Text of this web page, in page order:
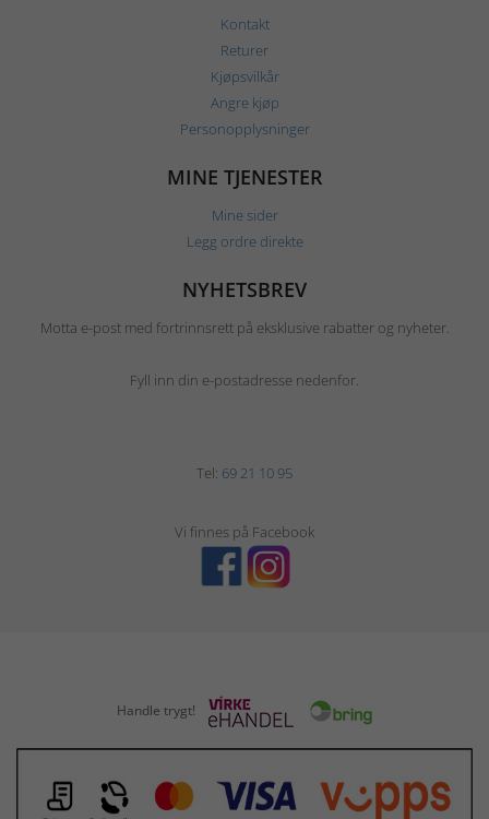
Kontakt
Returer
Kjøpsvilkår
Angre kjøp
Personopplysninger
MINE TJENESTER
Mine sider
Legg ordre direkte
NYHETSBREV
Motta e-post med fortrinnsrett på eksklusive rabatter og nyheter.
Fyll inn din e-postadresse nedenfor.
Tel: 69 21 10 95
Vi finnes på Facebook
Handle trygt!